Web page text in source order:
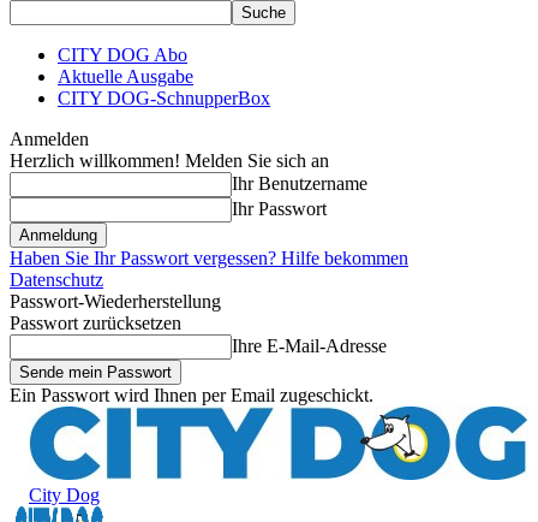
CITY DOG Abo
Aktuelle Ausgabe
CITY DOG-SchnupperBox
Anmelden
Herzlich willkommen! Melden Sie sich an
Ihr Benutzername
Ihr Passwort
Haben Sie Ihr Passwort vergessen? Hilfe bekommen
Datenschutz
Passwort-Wiederherstellung
Passwort zurücksetzen
Ihre E-Mail-Adresse
Ein Passwort wird Ihnen per Email zugeschickt.
City Dog